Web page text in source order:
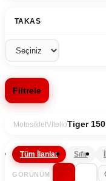
TAKAS
Filtrele
MotosikletVitelloTiger 150
Tüm İlanlar Sıfır
GÖRÜNÜM